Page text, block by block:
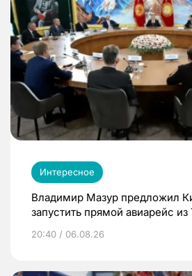
Интересное
Владимир Мазур предложил
запустить прямой авиарейс
20:40 / 06.08.26